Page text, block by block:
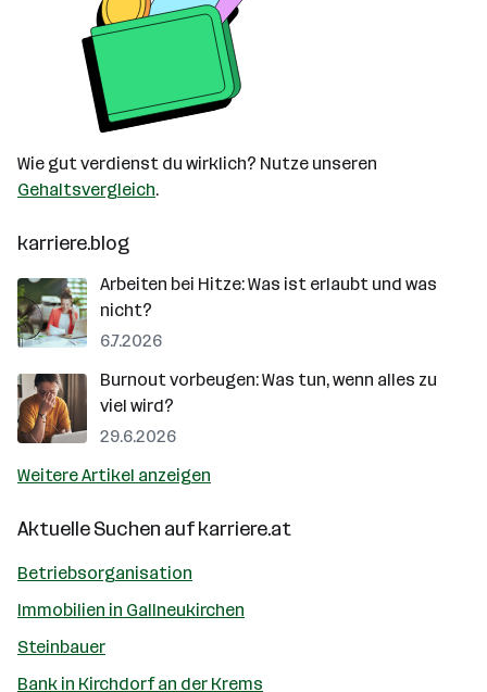
Wie gut verdienst du wirklich? Nutze unseren
Gehaltsvergleich.
karriere.blog
Arbeiten bei Hitze: Was ist erlaubt und was
nicht?
6.7.2026
Burnout vorbeugen: Was tun, wenn alles zu
viel wird?
29.6.2026
Weitere Artikel anzeigen
Aktuelle Suchen aufkarriere.at
Betriebsorganisation
Immobilien in Gallneukirchen
Steinbauer
Bank in Kirchdorf an der Krems